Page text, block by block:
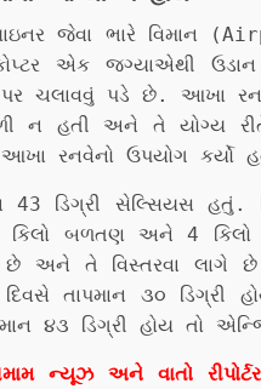
જેવા ભારે વિમાન
એક જગ્યાએથી
પડે છે. આખા
ન હતી અને તે યોગ્ય
રનવેનો ઉપયોગ કર્યો
43 ડિગ્રી
બળતણ અને 4 કિલો
છે અને તે વિસ્તરવા
તાપમાન ૩૦
૪૩ ડિગ્રી હોય તો
અને વાતો રીપોર્ટર